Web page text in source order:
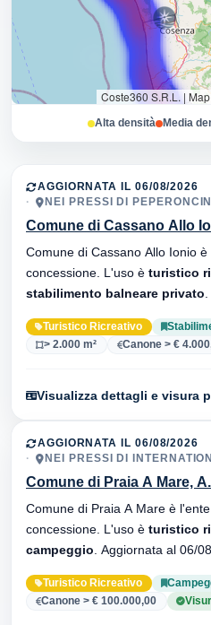
Coste360 S.R.L. |
Alta densità Media
AGGIORNATA IL 06/08/2026
NEI PRESSI DI
Comune di Cassano Allo
Comune di Cassano Allo Ionio
concessione. L'uso è turistico
stabilimento balneare privato
Turistico Ricreativo
> 2.000 m²
Canone > €
Visualizza dettagli e visura
AGGIORNATA IL 06/08/2026
NEI PRESSI DI
Comune di Praia A Mare,
Comune di Praia A Mare è
concessione. L'uso è turistico
campeggio
Turistico Ricreativo
Canone > € 100.000,00